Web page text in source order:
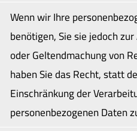
Wenn wir Ihre
benötigen, Sie sie jedoch
oder Geltendmachung von
haben Sie das Recht, statt
Einschränkung der
personenbezogenen Daten